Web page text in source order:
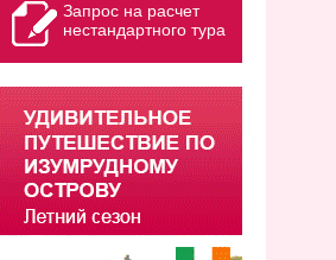
Запрос на расчет
нестандартного тура